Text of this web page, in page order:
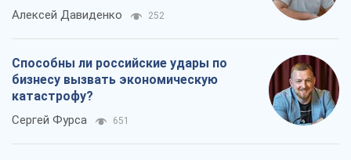
Алексей Давиденко 252
Способны ли российские удары по
бизнесу вызвать экономическую
катастрофу?
Сергей Фурса 651